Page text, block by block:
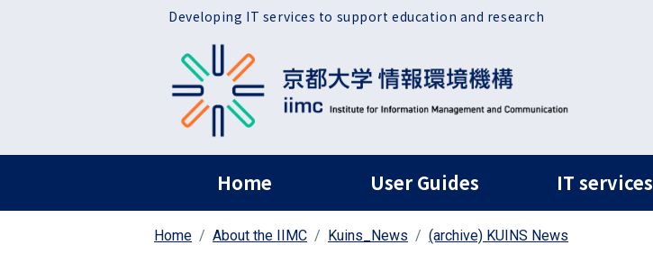
Developing IT services to support education and research
ヘッダー グローバルナビ
Home User Guides IT services
Home About the IIMC Kuins_News (archive) KUINS News